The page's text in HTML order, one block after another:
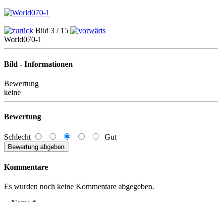
Bild 3 / 15
World070-1
Bild - Informationen
Bewertung
keine
Bewertung
Schlecht Gut
Kommentare
Es wurden noch keine Kommentare abgegeben.